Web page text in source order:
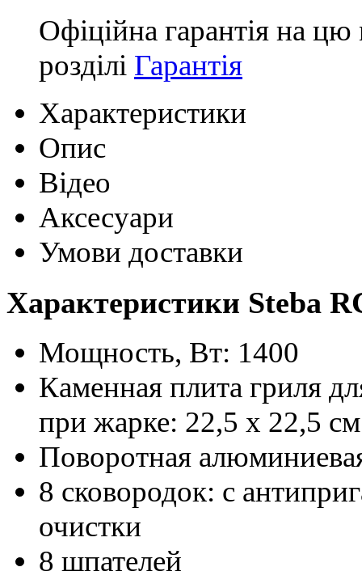
Офіційна гарантія на
розділі Гарантія
Характеристики
Опис
Відео
Аксесуари
Умови доставки
Характеристики Steba
Мощность, Вт: 1400
Каменная плита гриля
при жарке: 22,5 x 22,5 см
Поворотная
8 сковородок: с
очистки
8 шпателей